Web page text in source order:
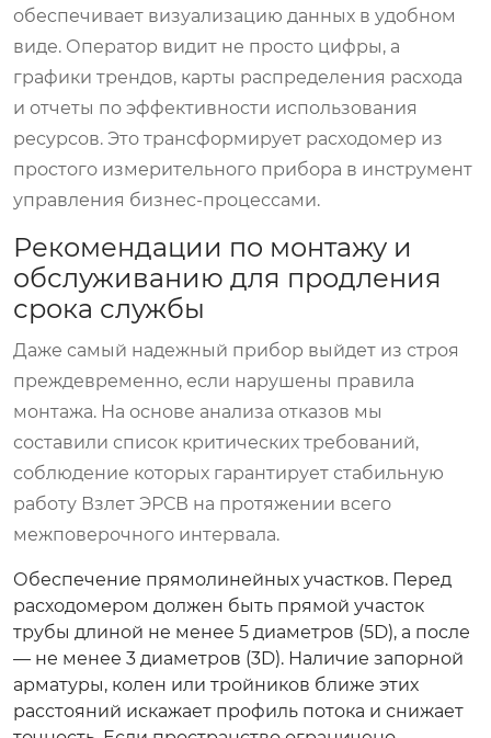
обеспечивает визуализацию данных в удобном
виде. Оператор видит не просто цифры, а
графики трендов, карты распределения расхода
и отчеты по эффективности использования
ресурсов. Это трансформирует расходомер из
простого измерительного прибора в инструмент
управления бизнес-процессами.
Рекомендации по монтажу и
обслуживанию для продления
срока службы
Даже самый надежный прибор выйдет из строя
преждевременно, если нарушены правила
монтажа. На основе анализа отказов мы
составили список критических требований,
соблюдение которых гарантирует стабильную
работу Взлет ЭРСВ на протяжении всего
межповерочного интервала.
Обеспечение прямолинейных участков. Перед
расходомером должен быть прямой участок
трубы длиной не менее 5 диаметров (5D), а после
— не менее 3 диаметров (3D). Наличие запорной
арматуры, колен или тройников ближе этих
расстояний искажает профиль потока и снижает